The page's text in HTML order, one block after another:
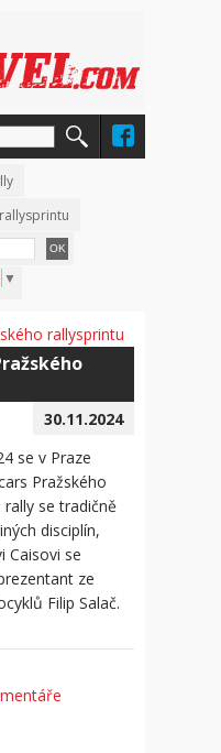
▼
30.11.2024
se v Praze
Pražského
se tradičně
disciplín,
Caisovi se
ze
Filip Salač.